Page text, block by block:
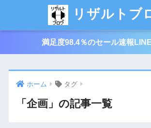
リザルトブ
満足度98.4％のセール速報
ホーム タグ
「企画」の記事一覧